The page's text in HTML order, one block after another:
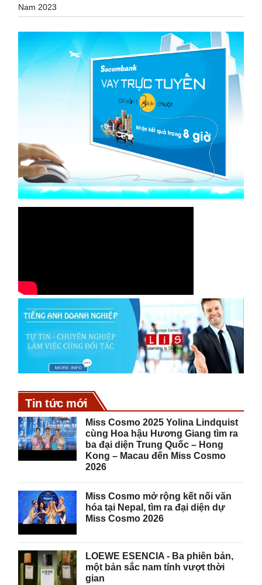
Nam 2023
Tin tức mới
Miss Cosmo 2025 Yolina Lindquist
cùng Hoa hậu Hương Giang tìm ra
ba đại diện Trung Quốc – Hong
Kong – Macau đến Miss Cosmo
2026
Miss Cosmo mở rộng kết nối văn
hóa tại Nepal, tìm ra đại diện dự
Miss Cosmo 2026
LOEWE ESENCIA - Ba phiên bản,
một bản sắc nam tính vượt thời
gian